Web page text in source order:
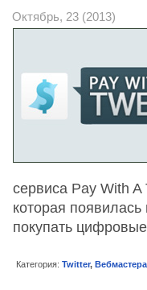
Октябрь, 23 (2013)
сервиса Pay With
которая
покупать
Категория: Twitter,